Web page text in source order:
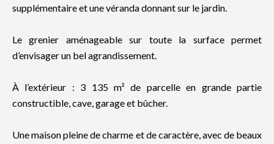
supplémentaire et une véranda donnant sur le jardin.
Le grenier aménageable sur toute la surface permet
d’envisager un bel agrandissement.
À l’extérieur : 3 135 m² de parcelle en grande partie
constructible, cave, garage et bûcher.
Une maison pleine de charme et de caractère, avec de beaux